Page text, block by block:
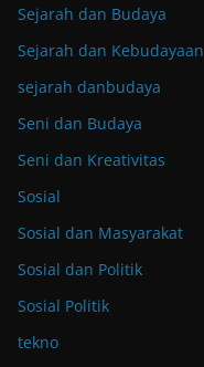
Sejarah dan Budaya
Sejarah dan Kebudayaan
sejarah danbudaya
Seni dan Budaya
Seni dan Kreativitas
Sosial
Sosial dan Masyarakat
Sosial dan Politik
Sosial Politik
tekno